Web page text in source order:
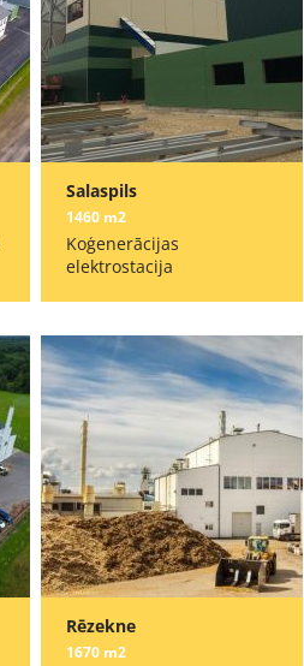
Salaspils
1460 m2
Koģenerācijas
elektrostacija
Rēzekne
1670 m2